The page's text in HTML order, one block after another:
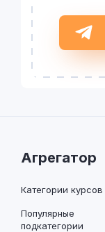
Агрегатор
Категории курсов
Популярные
подкатегории